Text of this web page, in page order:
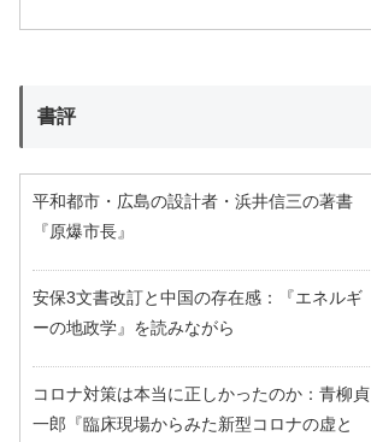
書評
平和都市・広島の設計者・浜井信三の著書
『原爆市長』
安保3文書改訂と中国の存在感：『エネルギ
ーの地政学』を読みながら
コロナ対策は本当に正しかったのか：青柳貞
一郎『臨床現場からみた新型コロナの虚と